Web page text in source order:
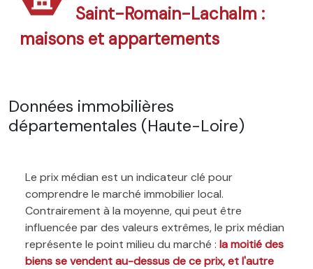
Saint-Romain-Lachalm :
maisons et appartements
Données immobilières
départementales (Haute-Loire)
Le prix médian est un indicateur clé pour
comprendre le marché immobilier local.
Contrairement à la moyenne, qui peut être
influencée par des valeurs extrêmes, le prix médian
représente le point milieu du marché : la moitié des
biens se vendent au-dessus de ce prix, et l'autre